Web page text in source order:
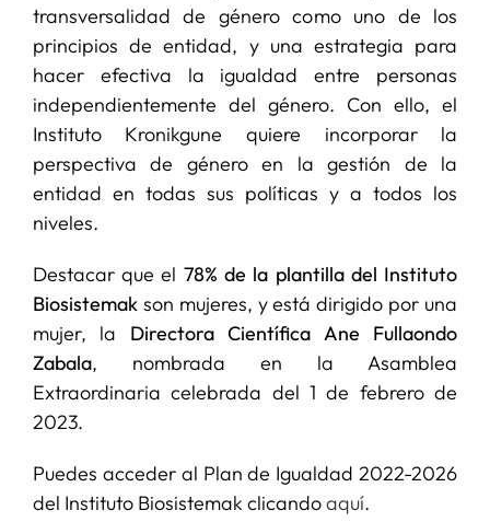
transversalidad de género como uno de los
principios de entidad, y una estrategia para
hacer efectiva la igualdad entre personas
independientemente del género. Con ello, el
Instituto Kronikgune quiere incorporar la
perspectiva de género en la gestión de la
entidad en todas sus políticas y a todos los
niveles.
Destacar que el 78% de la plantilla del Instituto
Biosistemakson mujeres, y está dirigido por una
mujer, la Directora Científica Ane Fullaondo
Zabala, nombrada en la Asamblea
Extraordinaria celebrada del 1 de febrero de
2023.
Puedes acceder al Plan de Igualdad 2022-2026
del Instituto Biosistemak clicandoaquí.